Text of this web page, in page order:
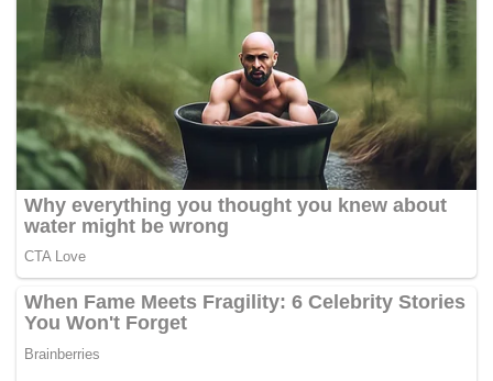
hubungan lebih erat dengan kerajaan baharu Malaysia
serta membuat penilaian baharu mengenai hubungan dua
hala yang telah sedia terjalin. – BERNAMA
*Video di bawah sekadar hiasan